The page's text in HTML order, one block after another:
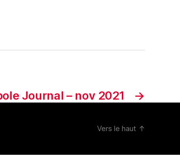
→
Journal – nov 2021
Vers le haut ↑